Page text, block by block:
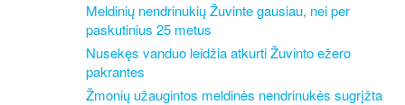
Meldinių nendrinukių Žuvinte gausiau, nei per
paskutinius 25 metus
Nusekęs vanduo leidžia atkurti Žuvinto ežero
pakrantes
Žmonių užaugintos meldinės nendrinukės sugrįžta